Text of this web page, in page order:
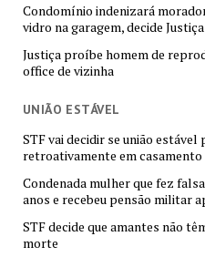
Condomínio indenizará
vidro na garagem, decide Justiça
Justiça proíbe homem de
office de vizinha
UNIÃO ESTÁVEL
STF vai decidir se união
retroativamente em casamento
Condenada mulher que fez
anos e recebeu pensão militar
STF decide que amantes não
morte